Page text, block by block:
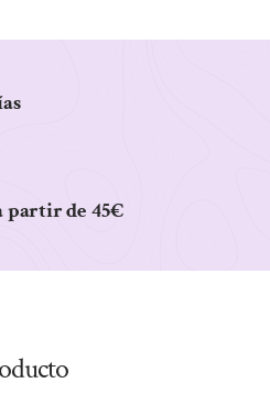
partir de 45€